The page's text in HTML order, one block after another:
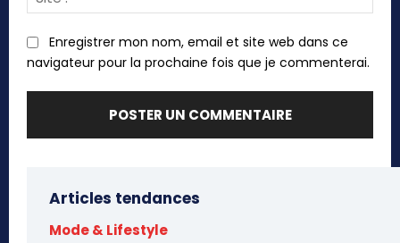
:
Enregistrer mon nom, email et site web dans ce
navigateur pour la prochaine fois que je commenterai.
Articles tendances
Mode & Lifestyle